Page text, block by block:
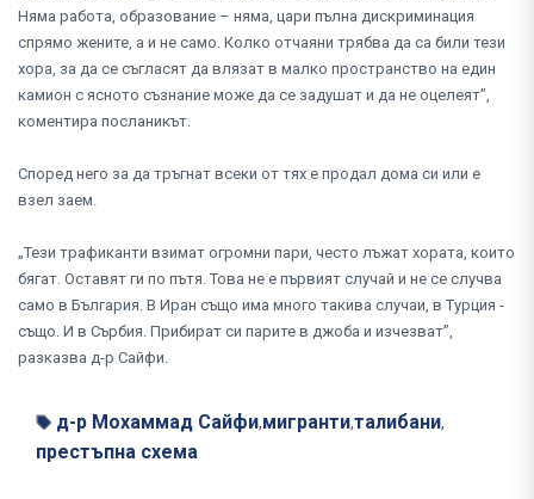
Няма работа, образование – няма, цари пълна дискриминация
спрямо жените, а и не само. Колко отчаяни трябва да са били тези
хора, за да се съгласят да влязат в малко пространство на един
камион с ясното съзнание може да се задушат и да не оцелеят”,
коментира посланикът.
Според него за да тръгнат всеки от тях е продал дома си или е
взел заем.
„Тези трафиканти взимат огромни пари, често лъжат хората, които
бягат. Оставят ги по пътя. Това не е първият случай и не се случва
само в България. В Иран също има много такива случаи, в Турция -
също. И в Сърбия. Прибират си парите в джоба и изчезват”,
разказва д-р Сайфи.
д-р Мохаммад Сайфи,мигранти,талибани,
престъпна схема